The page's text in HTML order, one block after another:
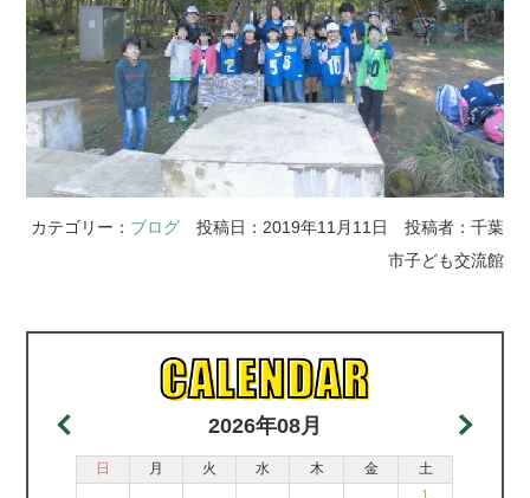
カテゴリー： ブログ投稿日：2019年11月11日 投稿者：千葉
市子ども交流館
2026年08月
日 月 火 水 木 金
土